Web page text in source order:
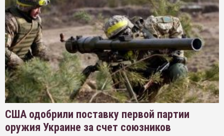
США одобрили поставку первой партии
оружия Украине за счет союзников